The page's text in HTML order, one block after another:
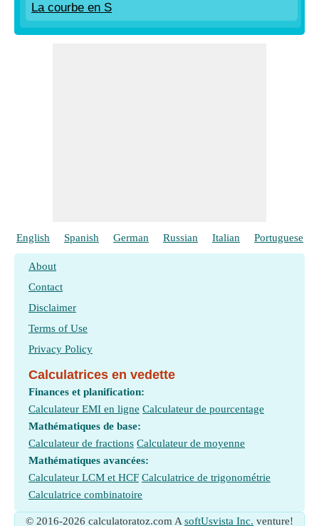
La courbe en S
English Spanish German Russian Italian Portuguese
About
Contact
Disclaimer
Terms of Use
Privacy Policy
Calculatrices en vedette
Finances et planification:
Calculateur EMI en ligne Calculateur de pourcentage
Mathématiques de base:
Calculateur de fractions Calculateur de moyenne
Mathématiques avancées:
Calculateur LCM et HCF Calculatrice de trigonométrie
Calculatrice combinatoire
© 2016-2026 calculatoratoz.com A softUsvista Inc. venture!